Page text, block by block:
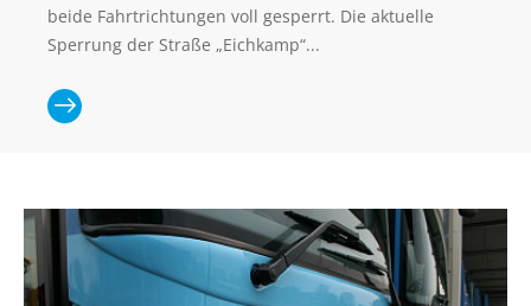
TICKETPREISE
Fahrkarten
FAHRPLÄNE
Linienfahrpläne
Liniennetzpläne
beide Fahrtrichtungen voll gesperrt. Die aktuelle
Sperrung der Straße „Eichkamp“...
Vollsperrung
„Große
Mühlenstraße“